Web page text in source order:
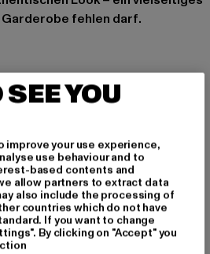
Garderobe fehlen darf.
100% Baumwolle
Agency GmbH & Co. KG |
Köln | DE
YOU
your use experience,
use behaviour and to
based contents and
allow partners to extract data
also include the processing of
countries which do not have
If you want to change
By clicking on "Accept" you